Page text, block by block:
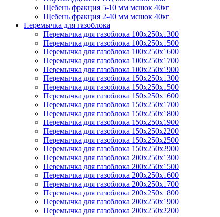
Щебень фракция 5-10 мм мешок 40кг
Щебень фракция 2-40 мм мешок 40кг
Перемычка для газоблока
Перемычка для газоблока 100х250х1300
Перемычка для газоблока 100х250х1500
Перемычка для газоблока 100х250х1600
Перемычка для газоблока 100х250х1700
Перемычка для газоблока 100х250х1900
Перемычка для газоблока 150х250х1300
Перемычка для газоблока 150х250х1500
Перемычка для газоблока 150х250х1600
Перемычка для газоблока 150х250х1700
Перемычка для газоблока 150х250х1800
Перемычка для газоблока 150х250х1900
Перемычка для газоблока 150х250х2200
Перемычка для газоблока 150х250х2500
Перемычка для газоблока 150х250х2900
Перемычка для газоблока 200х250х1300
Перемычка для газоблока 200х250х1500
Перемычка для газоблока 200х250х1600
Перемычка для газоблока 200х250х1700
Перемычка для газоблока 200х250х1800
Перемычка для газоблока 200х250х1900
Перемычка для газоблока 200х250х2200